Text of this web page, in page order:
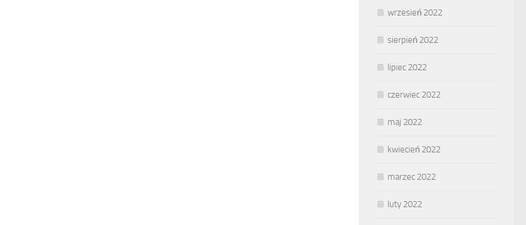
wrzesień 2022
sierpień 2022
lipiec 2022
czerwiec 2022
maj 2022
kwiecień 2022
marzec 2022
luty 2022